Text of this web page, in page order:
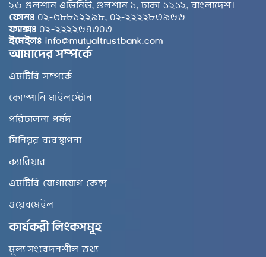
২৬ গুলশান এভিনিউ, গুলশান ১, ঢাকা ১২১২, বাংলাদেশ।
ফোনঃ ০২-৫৮৮১২২৯৮, ০২-২২২২৮৩৯৬৬
ফ্যাক্সঃ ০২-২২২২৬৪৩০৩
ইমেইলঃ info@mutualtrustbank.com
আমাদের সম্পর্কে
এমটিবি সম্পর্কে
কোম্পানি মাইলস্টোন
পরিচালনা পর্ষদ
সিনিয়র ব্যবস্থাপনা
ক্যারিয়ার
এমটিবি যোগাযোগ কেন্দ্র
ওয়েবমেইল
কার্যকরী লিংকসমূহ
মূল্য সংবেদনশীল তথ্য